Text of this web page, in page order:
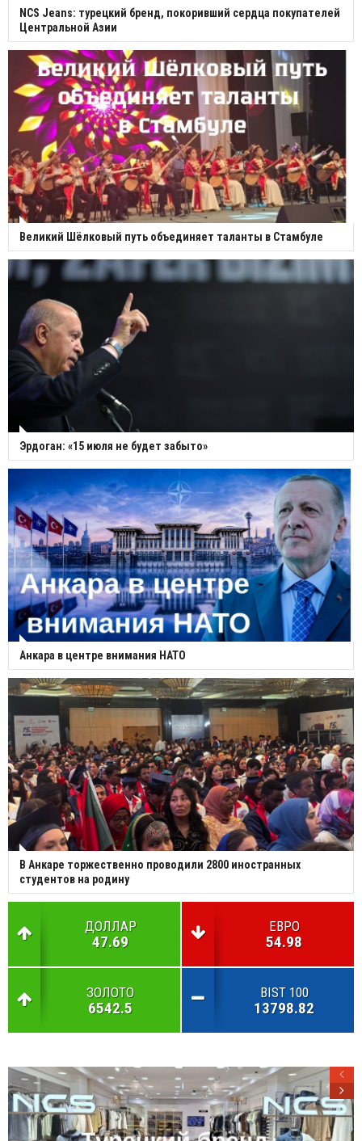
NCS Jeans: турецкий бренд, покоривший сердца покупателей
Центральной Азии
Великий Шёлковый путь объединяет таланты в Стамбуле
Эрдоган: «15 июля не будет забыто»
Анкара в центре внимания НАТО
В Анкаре торжественно проводили 2800 иностранных
студентов на родину
ДОЛЛАР
47.69
ЕВРО
54.98
ЗОЛОТО
6542.5
BIST 100
13798.82